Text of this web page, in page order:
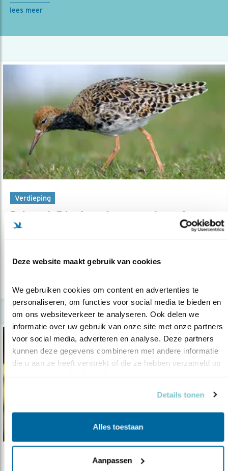
Deze website maakt gebruik van cookies
We gebruiken cookies om content en advertenties te
personaliseren, om functies voor social media te bieden en
om ons websiteverkeer te analyseren. Ook delen we
informatie over uw gebruik van onze site met onze partners
voor social media, adverteren en analyse. Deze partners
kunnen deze gegevens combineren met andere informatie
die u aan ze heeft verstrekt of die ze hebben verzameld op
Details tonen
Alles toestaan
Aanpassen
lees meer
Verdieping
Belg redt Fries kemphanen-onderzoek